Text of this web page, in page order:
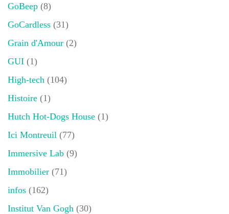
GoBeep (8)
GoCardless (31)
Grain d'Amour (2)
GUI (1)
High-tech (104)
Histoire (1)
Hutch Hot-Dogs House (1)
Ici Montreuil (77)
Immersive Lab (9)
Immobilier (71)
infos (162)
Institut Van Gogh (30)